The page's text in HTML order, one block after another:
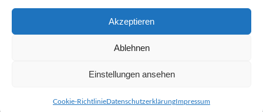
Akzeptieren
Ablehnen
Einstellungen ansehen
Cookie-RichtlinieDatenschutzerklärungImpressum
Suchen